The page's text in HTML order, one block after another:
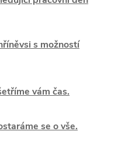
s možností
vám čas.
se o vše.